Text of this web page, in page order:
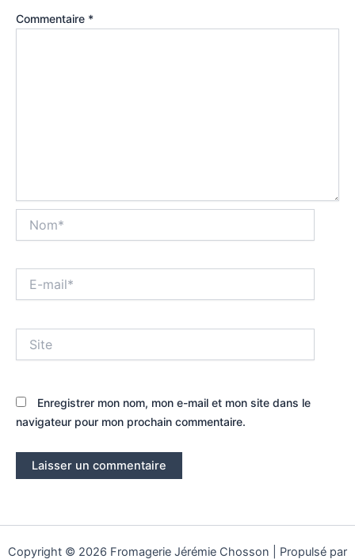
Commentaire *
mail*
Enregistrer mon nom, mon e-mail et mon site dans le
navigateur pour mon prochain commentaire.
Copyright © 2026 Fromagerie Jérémie Chosson | Propulsé par